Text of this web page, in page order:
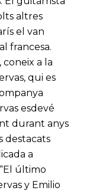
altres
el van
francesa.
a la
qui es
esdevé
durant anys
destacats
a
último
y Emilio